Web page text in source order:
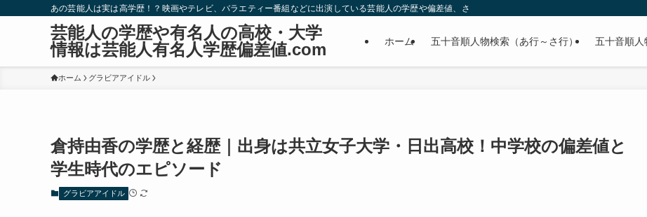
あの芸能人は実は高学歴！？映画やテレビ、バラエティー番組などに出演している芸能人の学歴や偏差値、さらに政治家やスポーツ選手などの有名人の学
芸能人の学歴や有名人の高校・大学
情報は芸能人有名人学歴偏差値.com
ホーム 五十音順人物検索（あ行～さ行） 五十音順人
ホーム グラビアアイドル
倉持由香の学歴と経歴｜出身は共立女子大学・日出高校！中学校の偏差値と
学生時代のエピソード
グラビアアイドル